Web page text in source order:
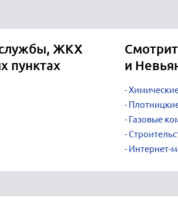
ЖКХ
пунктах
и
Газовые
Интернет-